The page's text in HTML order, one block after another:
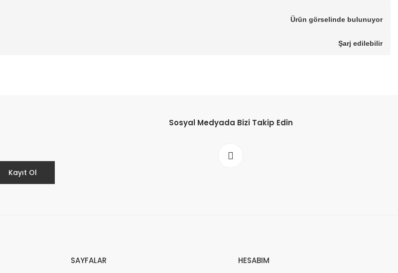
Ürün görselinde bulunuyor
Şarj edilebilir
Kayıt Ol
Sosyal Medyada Bizi Takip Edin
SAYFALAR HESABIM